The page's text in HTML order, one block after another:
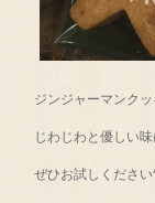
ジンジャーマンク
じわじわと優しい
ぜひお試しくださ